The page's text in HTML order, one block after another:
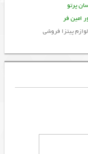
لوازم پیتزا فروشی